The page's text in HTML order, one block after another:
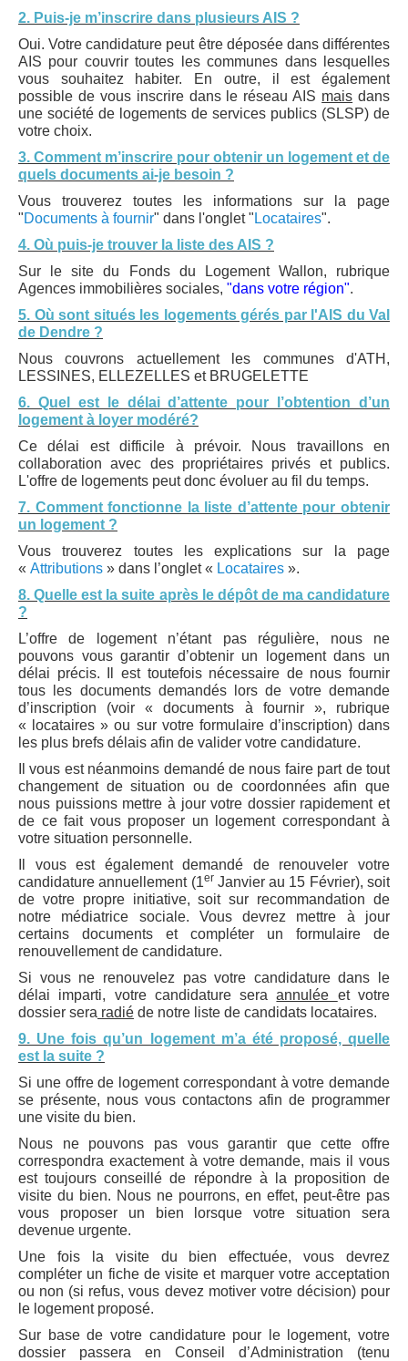
2. Puis-je m’inscrire dans plusieurs AIS ?
Oui. Votre candidature peut être déposée dans différentes
AIS pour couvrir toutes les communes dans lesquelles
vous souhaitez habiter. En outre, il est également
possible de vous inscrire dans le réseau AIS mais dans
une société de logements de services publics (SLSP) de
votre choix.
3. Comment m’inscrire pour obtenir un logement et de
quels documents ai-je besoin ?
Vous trouverez toutes les informations sur la page
"Documents à fournir" dans l'onglet " Locataires".
4. Où puis-je trouver la liste des AIS ?
Sur le site du Fonds du Logement Wallon, rubrique
Agences immobilières sociales, "dans votre région".
5. Où sont situés les logements gérés par l'AIS du Val
de Dendre ?
Nous couvrons actuellement les communes d'ATH,
LESSINES, ELLEZELLES et BRUGELETTE
6. Quel est le délai d’attente pour l’obtention d’un
logement à loyer modéré?
Ce délai est difficile à prévoir. Nous travaillons en
collaboration avec des propriétaires privés et publics.
L'offre de logements peut donc évoluer au fil du temps.
7. Comment fonctionne la liste d’attente pour obtenir
un logement ?
Vous trouverez toutes les explications sur la page
« Attributions » dans l’onglet « Locataires ».
8. Quelle est la suite après le dépôt de ma candidature
?
L’offre de logement n’étant pas régulière, nous ne
pouvons vous garantir d’obtenir un logement dans un
délai précis. Il est toutefois nécessaire de nous fournir
tous les documents demandés lors de votre demande
d’inscription (voir « documents à fournir », rubrique
« locataires » ou sur votre formulaire d’inscription) dans
les plus brefs délais afin de valider votre candidature.
Il vous est néanmoins demandé de nous faire part de tout
changement de situation ou de coordonnées afin que
nous puissions mettre à jour votre dossier rapidement et
de ce fait vous proposer un logement correspondant à
votre situation personnelle.
Il vous est également demandé de renouveler votre
candidature annuellement (1er Janvier au 15 Février), soit
de votre propre initiative, soit sur recommandation de
notre médiatrice sociale. Vous devrez mettre à jour
certains documents et compléter un formulaire de
renouvellement de candidature.
Si vous ne renouvelez pas votre candidature dans le
délai imparti, votre candidature seraannulée et votre
dossier sera radié de notre liste de candidats locataires.
9. Une fois qu’un logement m’a été proposé, quelle
est la suite ?
Si une offre de logement correspondant à votre demande
se présente, nous vous contactons afin de programmer
une visite du bien.
Nous ne pouvons pas vous garantir que cette offre
correspondra exactement à votre demande, mais il vous
est toujours conseillé de répondre à la proposition de
visite du bien. Nous ne pourrons, en effet, peut-être pas
vous proposer un bien lorsque votre situation sera
devenue urgente.
Une fois la visite du bien effectuée, vous devrez
compléter un fiche de visite et marquer votre acceptation
ou non (si refus, vous devez motiver votre décision) pour
le logement proposé.
Sur base de votre candidature pour le logement, votre
dossier passera en Conseil d’Administration (tenu